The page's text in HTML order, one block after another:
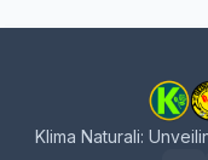
Klima Naturali: